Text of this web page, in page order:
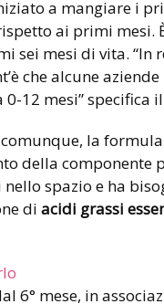
a mangiare i
ai primi mesi.
sei mesi di vita.
che alcune
12 mesi” specifica il
la
della
spazio e ha
di acidi grassi
6° mese, in